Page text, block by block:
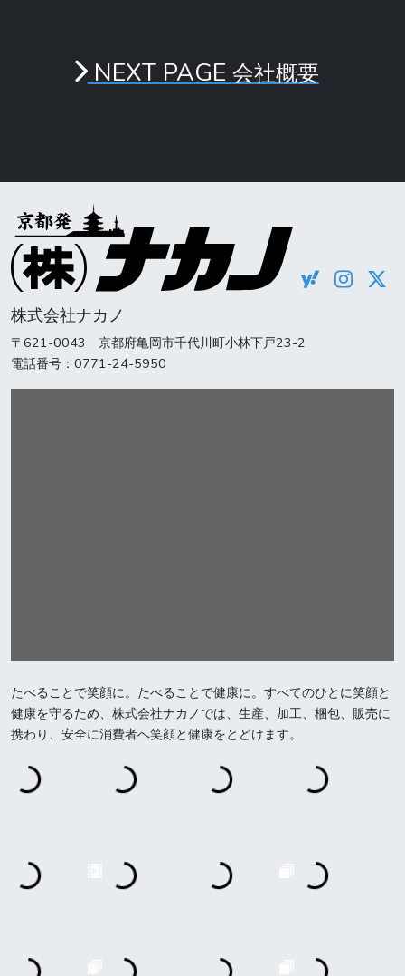
NEXT PAGE 会社概要
株式会社ナカノ
〒621-0043 京都府亀岡市千代川町小林下戸23-2
電話番号：0771-24-5950
たべることで笑顔に。たべることで健康に。すべてのひとに笑顔と
健康を守るため、株式会社ナカノでは、生産、加工、梱包、販売に
携わり、安全に消費者へ笑顔と健康をとどけます。